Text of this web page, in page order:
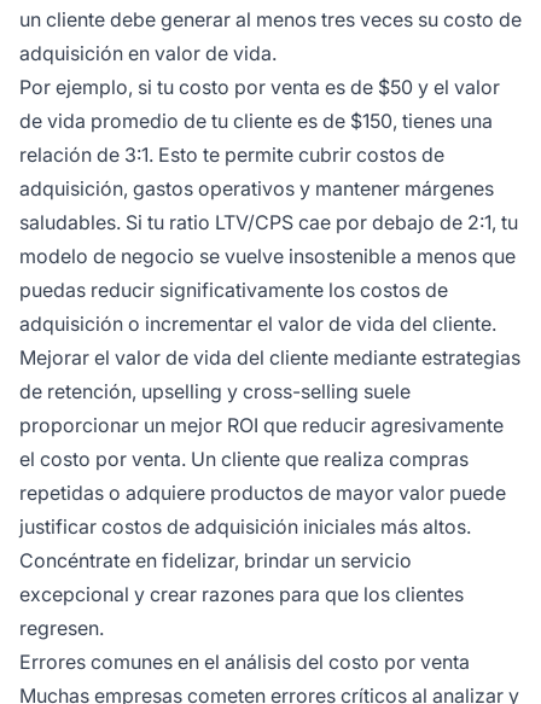
un cliente debe generar al menos tres veces su costo de
adquisición en valor de vida.
Por ejemplo, si tu costo por venta es de $50 y el valor
de vida promedio de tu cliente es de $150, tienes una
relación de 3:1. Esto te permite cubrir costos de
adquisición, gastos operativos y mantener márgenes
saludables. Si tu ratio LTV/CPS cae por debajo de 2:1, tu
modelo de negocio se vuelve insostenible a menos que
puedas reducir significativamente los costos de
adquisición o incrementar el valor de vida del cliente.
Mejorar el valor de vida del cliente mediante estrategias
de retención, upselling y cross-selling suele
proporcionar un mejor ROI que reducir agresivamente
el costo por venta. Un cliente que realiza compras
repetidas o adquiere productos de mayor valor puede
justificar costos de adquisición iniciales más altos.
Concéntrate en fidelizar, brindar un servicio
excepcional y crear razones para que los clientes
regresen.
Errores comunes en el análisis del costo por venta
Muchas empresas cometen errores críticos al analizar y